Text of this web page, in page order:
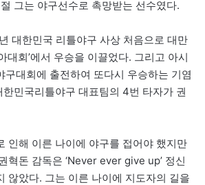
그는 야구선수로 촉망받는 선수였다.
대한민국 리틀야구 사상 처음으로 대만
대회’에서 우승을 이끌었다. 그리고 아시
구대회에 출전하여 또다시 우승하는 기염
민국리틀야구 대표팀의 4번 타자가 권
인해 이른 나이에 야구를 접어야 했지만
혁돈 감독은 ‘Never ever give up’ 정신
않았다. 그는 이른 나이에 지도자의 길을